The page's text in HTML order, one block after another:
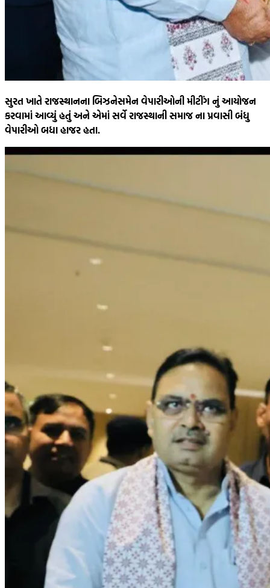
સુરત ખાતે રાજસ્થાનના બિઝનેસમેન વેપારીઓની મીટીંગ નું આયોજન
કરવામાં આવ્યું હતું અને એમાં સર્વે રાજસ્થાની સમાજ ના પ્રવાસી બંધુ
વેપારીઓ બધા હાજર હતા.